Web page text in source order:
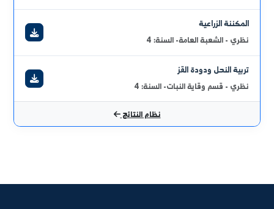
أحدث النتائج الامتحانية
العضوية
- الشعبة العامة- السنة: 1